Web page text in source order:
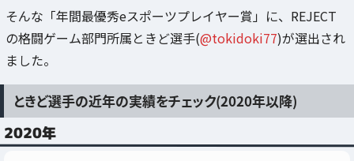
そんな「年間最優秀eスポーツプレイヤー賞」に、REJECT
の格闘ゲーム部門所属ときど選手(@tokidoki77)が選出され
ました。
ときど選手の近年の実績をチェック(2020年以降)
2020年